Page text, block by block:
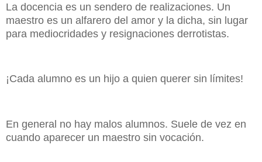
La docencia es un sendero de realizaciones. Un
maestro es un alfarero del amor y la dicha, sin lugar
para mediocridades y resignaciones derrotistas.
¡Cada alumno es un hijo a quien querer sin límites!
En general no hay malos alumnos. Suele de vez en
cuando aparecer un maestro sin vocación.